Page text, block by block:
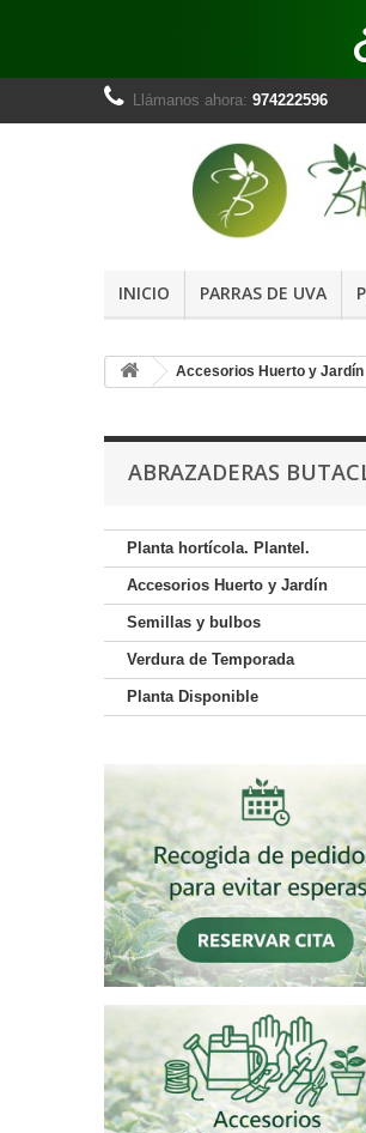
Llámanos ahora: 974222596
INICIO PARRAS DE UVA
Accesorios Huerto y Jardín
ABRAZADERAS
Planta hortícola. Plantel.
Accesorios Huerto y Jardín
Semillas y bulbos
Verdura de Temporada
Planta Disponible